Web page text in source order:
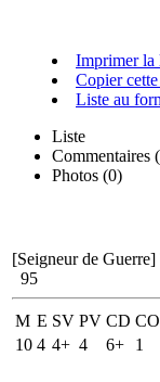
Imprimer la
Copier
Liste au
Liste
Commentaires (
Photos (0)
[Seigneur de Guerre]
95
M E SV PV CD CO
10 4 4+ 4 6+
1